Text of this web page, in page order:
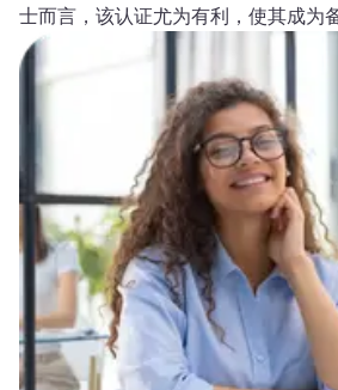
士而言，该认证尤为有利，使其成为